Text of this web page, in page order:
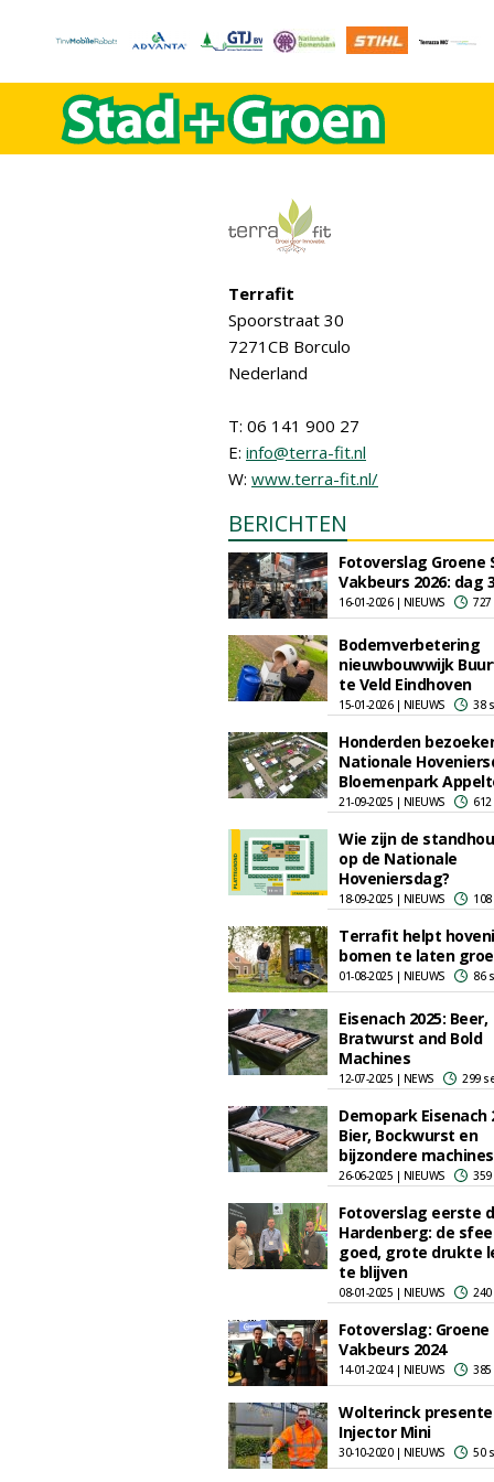
Terrafit
Spoorstraat 30
7271CB Borculo
Nederland
T: 06 141 900 27
E: info@terra-fit.nl
W: www.terra-fit.nl/
BERICHTEN
Fotoverslag Groene
Vakbeurs 2026: dag 3
16-01-2026 | NIEUWS
Bodemverbetering
nieuwbouwwijk
te Veld Eindhoven
15-01-2026 | NIEUWS 38
Honderden
Nationale
Bloemenpark
21-09-2025 | NIEUWS
Wie zijn de
op de Nationale
Hoveniersdag?
18-09-2025 | NIEUWS
Terrafit helpt
bomen te laten
01-08-2025 | NIEUWS 86
Eisenach 2025: Beer,
Bratwurst and Bold
Machines
12-07-2025 | NEWS 299
Demopark Eisenach
Bier, Bockwurst en
bijzondere machines
26-06-2025 | NIEUWS
Fotoverslag eerste
Hardenberg: de
goed, grote drukte
te blijven
08-01-2025 | NIEUWS
Fotoverslag: Groene
Vakbeurs 2024
14-01-2024 | NIEUWS
Wolterinck
Injector Mini
30-10-2020 | NIEUWS 50